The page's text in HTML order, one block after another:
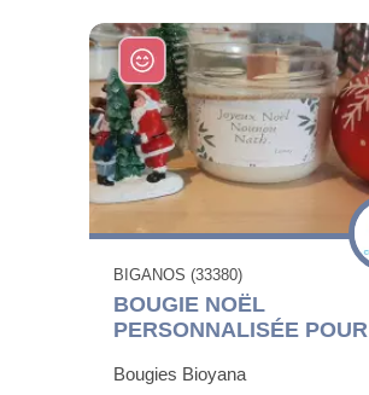
BIGANOS (33380)
BOUGIE NOËL
PERSONNALISÉE POUR
Bougies Bioyana